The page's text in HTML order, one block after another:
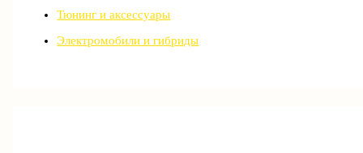
Тюнинг и аксессуары
Электромобили и гибриды